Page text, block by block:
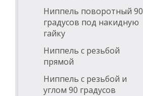
Ниппель поворотный 90
градусов под накидную
гайку
Ниппель с резьбой
прямой
Ниппель с резьбой и
углом 90 градусов